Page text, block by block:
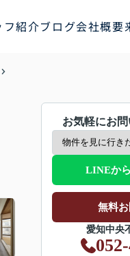
紹介ブログ会社概要
お気軽にお
LINEか
無料
愛知中央